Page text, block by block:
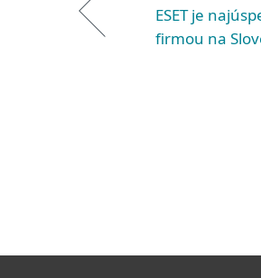
ESET je
firmou na